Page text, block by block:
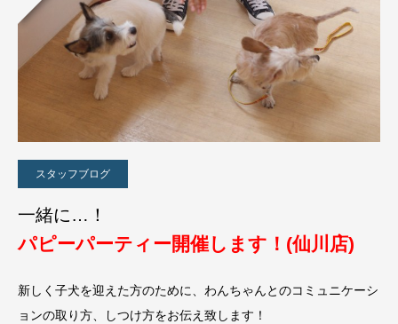
スタッフブログ
一緒に…！
パピーパーティー開催します！(仙川店)
新しく子犬を迎えた方のために、わんちゃんとのコミュニケーシ
ョンの取り方、しつけ方をお伝え致します！